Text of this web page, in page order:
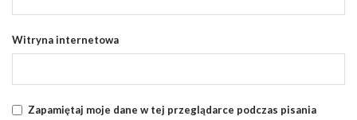
Witryna internetowa
Zapamiętaj moje dane w tej przeglądarce podczas pisania